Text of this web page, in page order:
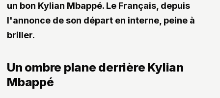
un bon Kylian Mbappé. Le Français, depuis
l'annonce de son départ en interne, peine à
briller.
Un ombre plane derrière Kylian
Mbappé